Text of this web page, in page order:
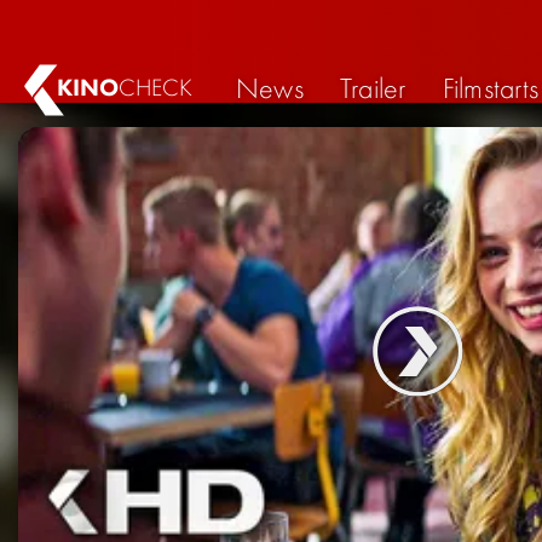
KINOCHECK News Trailer Filmstarts